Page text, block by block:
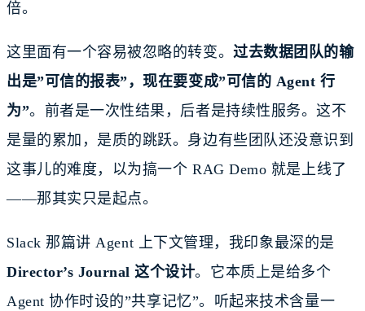
倍。
这里面有一个容易被忽略的转变。过去数据团队的输
出是”可信的报表”，现在要变成”可信的 Agent 行
为”。前者是一次性结果，后者是持续性服务。这不
是量的累加，是质的跳跃。身边有些团队还没意识到
这事儿的难度，以为搞一个 RAG Demo 就是上线了
——那其实只是起点。
Slack 那篇讲 Agent 上下文管理，我印象最深的是
Director’s Journal 这个设计。它本质上是给多个
Agent 协作时设的”共享记忆”。听起来技术含量一